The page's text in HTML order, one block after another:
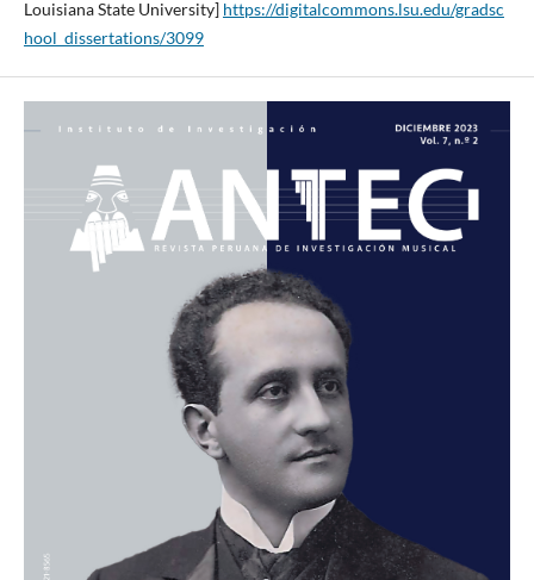
Louisiana State University] https://digitalcommons.lsu.edu/gradsc
hool_dissertations/3099